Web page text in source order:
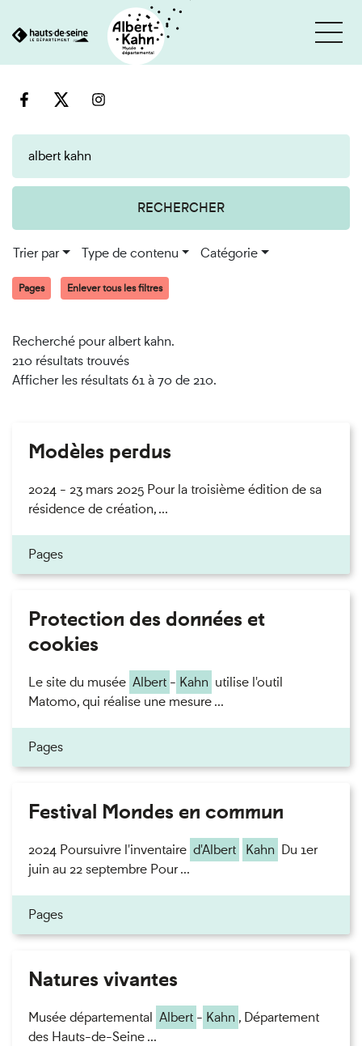
au
RECHERCHER
Trier par Type de contenu Catégorie
Pages Enlever tous les filtres
Recherché pour albert kahn.
210 résultats trouvés
Afficher les résultats 61 à 70 de 210.
Modèles perdus
2024 - 23 mars 2025 Pour la troisième édition de sa
résidence de création, ...
Pages
Protection des données et
cookies
Le site du musée Albert - Kahn utilise l'outil
Matomo, qui réalise une mesure ...
Pages
Festival Mondes en commun
2024 Poursuivre l'inventaire d'Albert Kahn Du 1er
juin au 22 septembre Pour ...
Pages
Natures vivantes
Musée départemental Albert - Kahn , Département
des Hauts-de-Seine ...
Cookies et traceurs utilisés sur ce site